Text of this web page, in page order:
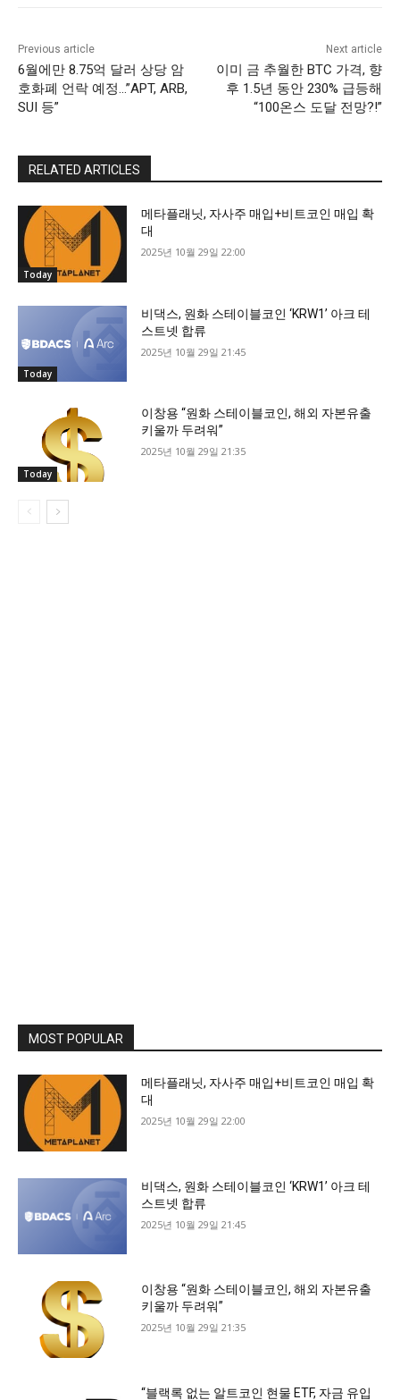
Previous article
6월에만 8.75억 달러 상당 암
호화폐 언락 예정…”APT, ARB,
SUI 등”
Next article
이미 금 추월한 BTC 가격, 향
후 1.5년 동안 230% 급등해
“100온스 도달 전망?!”
RELATED ARTICLES
Today
메타플래닛, 자사주 매입+비트코인 매입 확
대
2025년 10월 29일 22:00
Today
비댁스, 원화 스테이블코인 ‘KRW1’ 아크 테
스트넷 합류
2025년 10월 29일 21:45
Today
이창용 “원화 스테이블코인, 해외 자본유출
키울까 두려워”
2025년 10월 29일 21:35
MOST POPULAR
메타플래닛, 자사주 매입+비트코인 매입 확
대
2025년 10월 29일 22:00
비댁스, 원화 스테이블코인 ‘KRW1’ 아크 테
스트넷 합류
2025년 10월 29일 21:45
이창용 “원화 스테이블코인, 해외 자본유출
키울까 두려워”
2025년 10월 29일 21:35
“블랙록 없는 알트코인 현물 ETF, 자금 유입